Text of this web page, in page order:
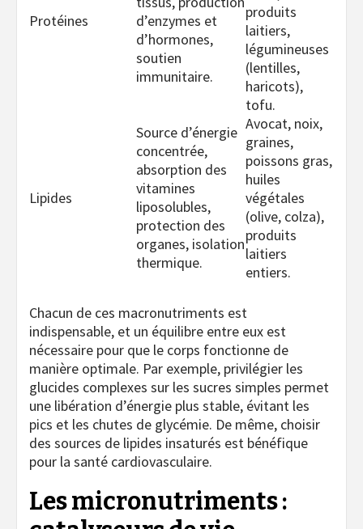
Protéines
d’enzymes et
d’hormones,
soutien
immunitaire.
produits
laitiers,
légumineuses
(lentilles,
haricots),
tofu.
Lipides
Source d’énergie
concentrée,
absorption des
vitamines
liposolubles,
protection des
organes, isolation
thermique.
Avocat, noix,
graines,
poissons gras,
huiles
végétales
(olive, colza),
produits
laitiers
entiers.
Chacun de ces macronutriments est
indispensable, et un équilibre entre eux est
nécessaire pour que le corps fonctionne de
manière optimale. Par exemple, privilégier les
glucides complexes sur les sucres simples permet
une libération d’énergie plus stable, évitant les
pics et les chutes de glycémie. De même, choisir
des sources de lipides insaturés est bénéfique
pour la santé cardiovasculaire.
Les micronutriments :